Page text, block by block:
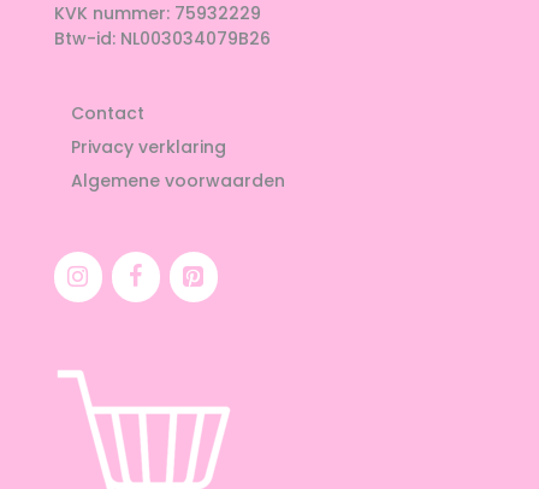
KVK nummer: 75932229
Btw-id: NL003034079B26
Contact
Privacy verklaring
Algemene voorwaarden